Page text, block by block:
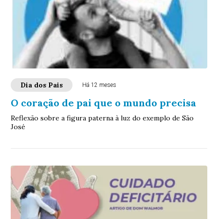
Dia dos Pais Há 12 meses
O coração de pai que o mundo precisa
Reflexão sobre a figura paterna à luz do exemplo de São
José